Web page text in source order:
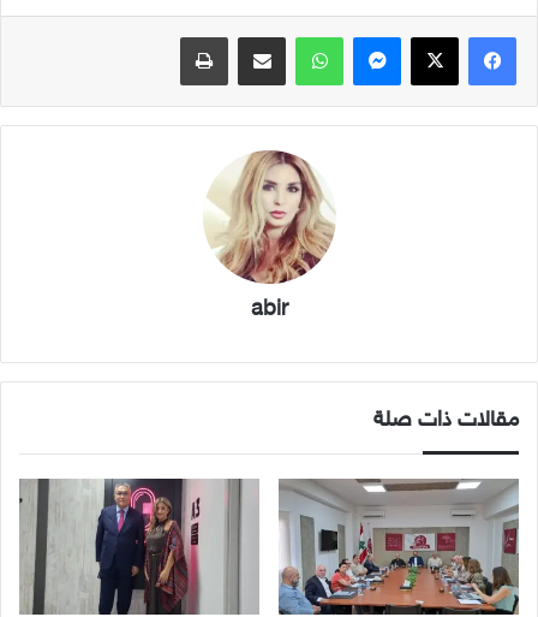
فيسبوك X ماسنجر واتساب مشاركة عبر البريد طباعة
abir
مقالات ذات صلة